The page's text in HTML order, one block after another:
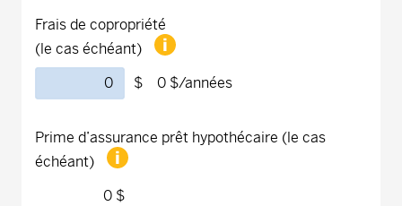
Frais de copropriété
(le cas échéant)
$ 0 $/années
Prime d’assurance prêt hypothécaire (le cas
échéant)
0 $